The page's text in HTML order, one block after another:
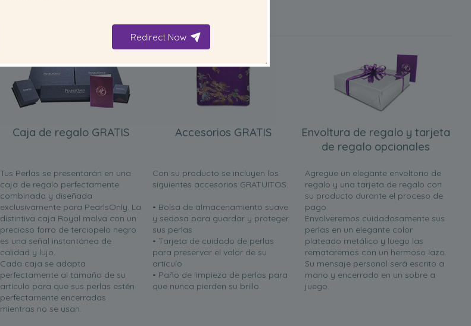
INCLUIDO CON SU PRODUCTO
Caja de regalo GRATIS
Tus Perlas se presentarán en una
caja de regalo perfectamente
combinada y diseñada
exclusivamente para PearlsOnly. La
distintiva caja Royal malva con un
precioso forro de terciopelo negro
es una señal instantánea de
calidad y lujo.
Cada caja se adapta
perfectamente al tamaño de su
artículo para que sus perlas estén
perfectamente encerradas
mientras no se usan.
Accesorios GRATIS
Con su producto se incluyen los
siguientes accesorios GRATUITOS:
• Bolsa de almacenamiento suave
y sedosa para guardar y proteger
sus perlas
• Tarjeta de cuidado de perlas
para preservar el valor de su
artículo
• Paño de limpieza de perlas para
que nunca pierden su brillo.
Envoltura de regalo y tarjeta
de regalo opcionales
Agregue un elegante envoltorio de
regalo y una tarjeta de regalo con
su producto durante el proceso de
pago.
Envolveremos cuidadosamente sus
perlas en un elegante color
plateado metálico y luego las
remataremos con un hermoso lazo.
Su mensaje personal será escrito a
mano y encerrado en un sobre a
juego.
Redirect Now